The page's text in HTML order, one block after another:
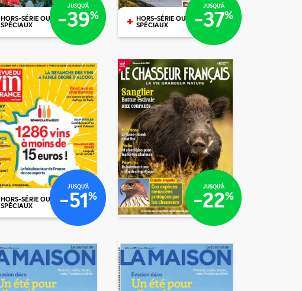
HORS-SÉRIE OU N°
SPÉCIAUX
JUSQU'À
-39% + HORS-SÉRIE OU N°
SPÉCIAUX
JUSQU'À
-37%
HORS-SÉRIE OU N°
SPÉCIAUX
JUSQU'À
-51%
€80
€85
JUSQU'À
-22%
€04
/mois
€90/mois